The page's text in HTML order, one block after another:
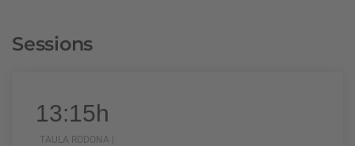
Sessions
13:15h
TAULA RODONA |